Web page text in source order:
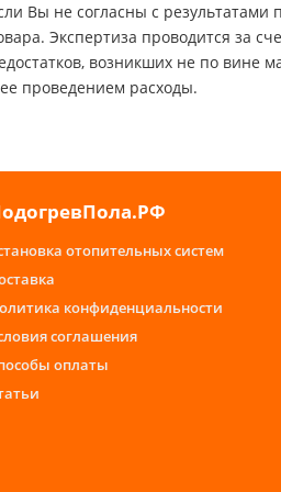
Вы не согласны с
Экспертиза проводится за
возникших не по вине
проведением расходы.
отопительных систем
конфиденциальности
соглашения
оплаты